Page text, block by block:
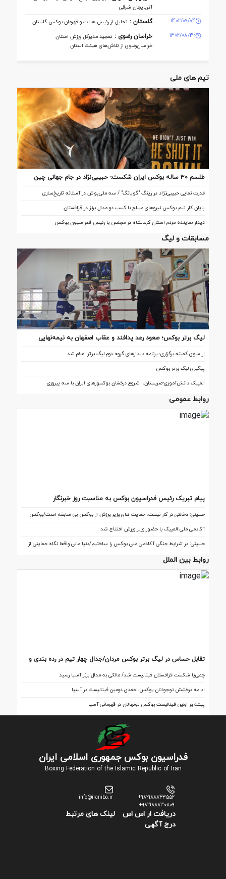
آذربایجان شرقی
1402/09/04
گلستان : تجلیل از رئیس هیات و قهرمان بوکس گلستان
1402/08/30
خراسان رضوی : تمجید مدیرکل ورزش استان
خراسان‌رضوی از تلاش‌های هیئت استان
تیم های ملی
طلسم ۳۰ ساله بوکس ایران شکست؛ حبیبی‌نژاد در جام جهانی چین
قدرت نمایی حبیبی‌نژاد در رینگ "گویانگ" / سه ملی‌پوش در آستانه تاریخ‌سازی
پایان کار تیم بوکس نیروهای مسلح با کسب دو مدال برنز در قزاقستان
دیدار نماینده مردم استان کرمانشاه در مجلس با رئیس فدراسیون بوکس
مسابقات و لیگ
لیگ برتر بوکس؛ صعود رعد پدافند و عقاب اصفهان به نیمه‌نهایی
از سوی کمیته برگزاری؛ برنامه دیدارهای گروه دوم لیگ برتر اعلام شد
پیگیری لیگ برتر بوکس
المپیک دانش‌آموزی-صربستان؛ شروع درخشان بوکسورهای ایران با سه پیروزی
روابط عمومی
پیام تبریک رئیس فدراسیون بوکس به مناسبت روز خبرنگار
حسینی: دخالتی در کار نیست، حمایت های وزیر ورزش از بوکس بی سابقه است/بوکس
بعد از ۸۵ سال با حمایت دنیا مالی صاحب خانه می شود
آکادمی ملی المپیک با حضور وزیر ورزش افتتاح شد
حسینی: در شرایط جنگی آکادمی ملی بوکس را ساختیم/دنیا مالی واقعا نگاه حمایتی از
بوکس دارد
روابط بین الملل
تقابل‌ حساس در لیگ برتر بوکس مردان/جدال چهار تیم در رده بندی و
چمی‌پا شکست قزاقستان فینالیست شد/ مالکی به مدال برنز آسیا رسید
ادامه درخشش نوجوانان بوکس،احمدی دومین فینالیست در آسیا
پیشه ور اولین فینالیست بوکس نونهالان در قهرمانی آسیا
فدراسیون بوکس جمهوری اسلامی ایران
Boxing Federation of the Islamic Republic of Iran
+982188843552
+982188830809
info@iraniba.ir
دریافت ار اس اس
درج آگهی
لینک های مرتبط